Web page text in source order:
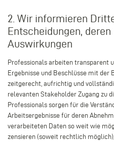
2. Wir informieren
Entscheidungen,
Auswirkungen
Professionals arbeiten transparent
Ergebnisse und Beschlüsse mit der
zeitgerecht, aufrichtig und
relevanten Stakeholder Zugang zu
Professionals sorgen für die
Arbeitsergebnisse für deren
verarbeiteten Daten so weit wie
zensieren (soweit rechtlich